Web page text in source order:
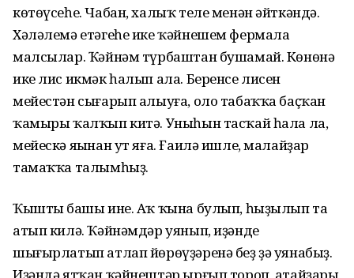
көтөүсеһе. Чабан, халыҡ теле менән әйткәндә.
Хәләлемә етәгеһе ике ҡәйнешем фермала
малсылар. Ҡәйнәм түрбаштан бушамай. Көнөнә
ике лис икмәк һалып ала. Беренсе лисен
мейестән сығарып алыуға, оло табаҡҡа баҫҡан
ҡамыры ҡалҡып китә. Уныһын тасҡай һала ла,
мейескә яңынан ут яға. Ғаилә ишле, малайҙар
тамаҡҡа талымһыҙ.
Ҡыштың башы ине. Аҡ ҡына булып, һыҙылып таң
атып килә. Ҡәйнәмдәр уянып, иҙәнде
шығырлатып атлап йөрөүҙәренә беҙ ҙә уянабыҙ.